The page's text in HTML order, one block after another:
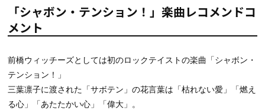
「シャボン・テンション！」楽曲レコメンドコ
メント
前橋ウィッチーズとしては初のロックテイストの楽曲「シャボン・
テンション！」
三葉凛子に渡された「サボテン」の花言葉は「枯れない愛」「燃え
る心」「あたたかい心」「偉大」。